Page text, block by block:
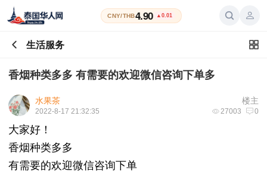
CNY/THB4.90 ▲0.01
生活服务
香烟种类多多 有需要的欢迎微信咨询下单多
楼主
水果茶
27003 0
2022-8-17 21:32:35
大家好！
香烟种类多多
有需要的欢迎微信咨询下单